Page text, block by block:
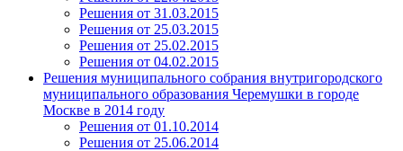
Решения от 31.03.2015
Решения от 25.03.2015
Решения от 25.02.2015
Решения от 04.02.2015
Решения муниципального собрания внутригородского
муниципального образования Черемушки в городе
Москве в 2014 году
Решения от 01.10.2014
Решения от 25.06.2014